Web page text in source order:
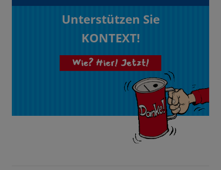
Unterstützen Sie
KONTEXT!
Wie? Hier! Jetzt!